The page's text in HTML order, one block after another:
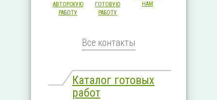
АВТОРСКУЮ
РАБОТУ
ГОТОВУЮ
РАБОТУ
НАМ
Все контакты
Каталог готовых
работ